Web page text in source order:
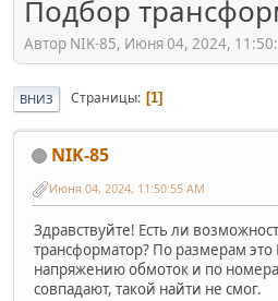
Подбор
Автор NIK-85, Июня 04, 2024,
ВНИЗ Страницы 1
NIK-85
Июня 04, 2024, 11:50:55 AM
Здравствуйте! Есть ли
трансформатор? По размерам это
напряжению обмоток и по
совпадают, такой найти не смог.